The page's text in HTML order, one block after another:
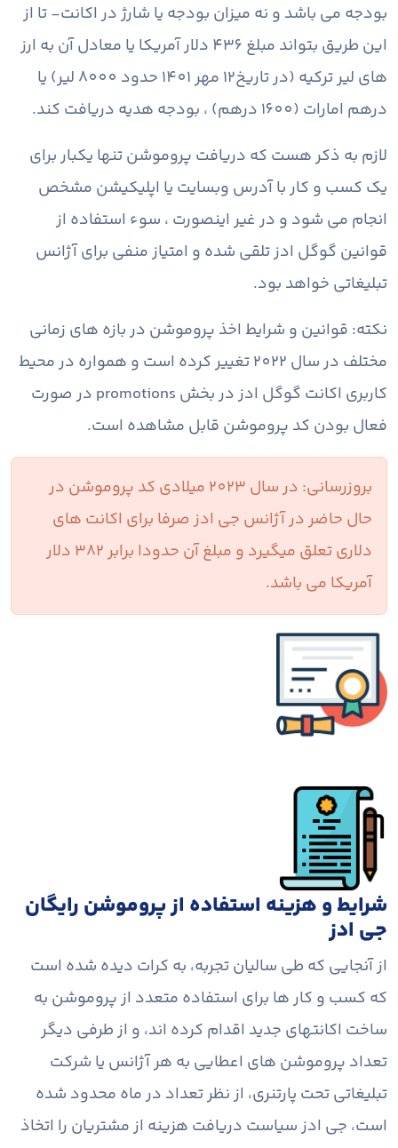
بودجه می باشد و نه میزان بودجه یا شارژ در اکانت- تا از
این طریق بتواند مبلغ 436 دلار آمریکا یا معادل آن به ارز
های لیر ترکیه (در تاریخ12 مهر 1401 حدود 8000 لیر) یا
درهم امارات (1600 درهم) ، بودجه هدیه دریافت کند.
لازم به ذکر هست که دریافت پروموشن تنها یکبار برای
یک کسب و کار با آدرس وبسایت یا اپلیکیشن مشخص
انجام می شود و در غیر اینصورت ، سوء استفاده از
قوانین گوگل ادز تلقی شده و امتیاز منفی برای آژانس
تبلیغاتی خواهد بود.
نکته: قوانین و شرایط اخذ پروموشن در بازه های زمانی
مختلف در سال 2022 تغییر کرده است و همواره در محیط
کاربری اکانت گوگل ادز در بخش promotions در صورت
فعال بودن کد پروموشن قابل مشاهده است.
بروزرسانی: در سال 2023 میلادی کد پروموشن در
حال حاضر در آژانس جی ادز صرفا برای اکانت های
دلاری تعلق میگیرد و مبلغ آن حدودا برابر 382 دلار
آمریکا می باشد.
شرایط و هزینه استفاده از پروموشن رایگان
جی ادز
از آنجایی که طی سالیان تجربه، به کرات دیده شده است
که کسب و کار ها برای استفاده متعدد از پروموشن به
ساخت اکانتهای جدید اقدام کرده اند، و از طرفی دیگر
تعداد پروموشن های اعطایی به هر آژانس یا شرکت
تبلیغاتی تحت پارتنری، از نظر تعداد در ماه محدود شده
است، جی ادز سیاست دریافت هزینه از مشتریان را اتخاذ